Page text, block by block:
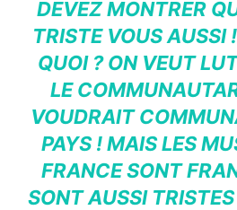
DEVEZ MONTRER
TRISTE VOUS AUSSI
QUOI ? ON VEUT
LE
VOUDRAIT
PAYS ! MAIS LES
FRANCE SONT
SONT AUSSI